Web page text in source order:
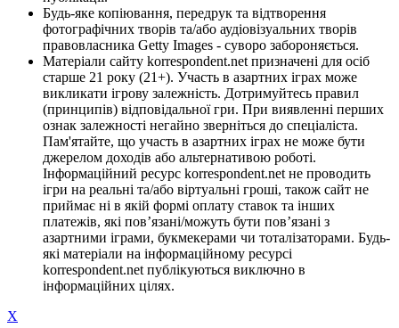
Будь-яке копіювання, передрук та відтворення
фотографічних творів та/або аудіовізуальних творів
правовласника Getty Images - суворо забороняється.
Матеріали сайту korrespondent.net призначені для осіб
старше 21 року (21+). Участь в азартних іграх може
викликати ігрову залежність. Дотримуйтесь правил
(принципів) відповідальної гри. При виявленні перших
ознак залежності негайно зверніться до спеціаліста.
Пам'ятайте, що участь в азартних іграх не може бути
джерелом доходів або альтернативою роботі.
Інформаційний ресурс korrespondent.net не проводить
ігри на реальні та/або віртуальні гроші, також сайт не
приймає ні в якій формі оплату ставок та інших
платежів, які пов’язані/можуть бути пов’язані з
азартними іграми, букмекерами чи тоталізаторами. Будь-
які матеріали на інформаційному ресурсі
korrespondent.net публікуються виключно в
інформаційних цілях.
X